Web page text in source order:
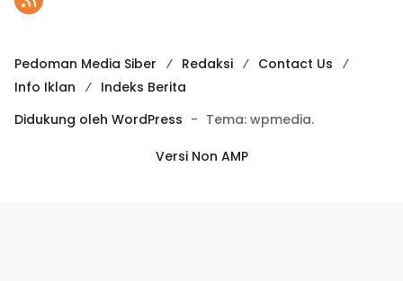
Pedoman Media Siber Redaksi
Contact Us
Info Iklan
Indeks Berita
Didukung oleh WordPress - Tema: wpmedia.
Versi Non AMP